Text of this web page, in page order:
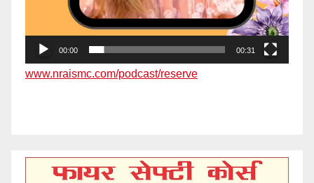
00:00 00:31
www.nraismc.com/podcast/reserve